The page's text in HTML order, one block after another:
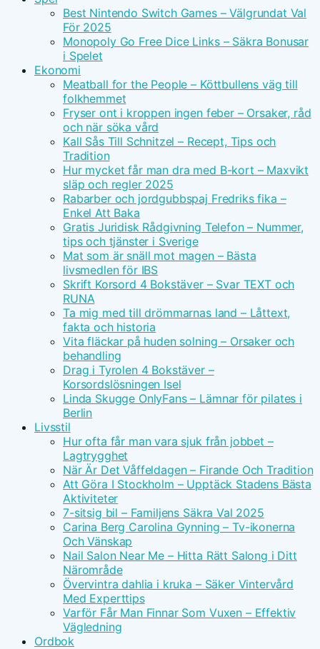
Best Nintendo Switch Games – Välgrundat Val
För 2025
Monopoly Go Free Dice Links – Säkra Bonusar
i Spelet
Ekonomi
Meatball for the People – Köttbullens väg till
folkhemmet
Fryser ont i kroppen ingen feber – Orsaker, råd
och när söka vård
Kall Sås Till Schnitzel – Recept, Tips och
Tradition
Hur mycket får man dra med B-kort – Maxvikt
släp och regler 2025
Rabarber och jordgubbspaj Fredriks fika –
Enkel Att Baka
Gratis Juridisk Rådgivning Telefon – Nummer,
tips och tjänster i Sverige
Mat som är snäll mot magen – Bästa
livsmedlen för IBS
Skrift Korsord 4 Bokstäver – Svar TEXT och
RUNA
Ta mig med till drömmarnas land – Låttext,
fakta och historia
Vita fläckar på huden solning – Orsaker och
behandling
Drag i Tyrolen 4 Bokstäver –
Korsordslösningen Isel
Linda Skugge OnlyFans – Lämnar för pilates i
Berlin
Livsstil
Hur ofta får man vara sjuk från jobbet –
Lagtrygghet
När Är Det Våffeldagen – Firande Och Tradition
Att Göra I Stockholm – Upptäck Stadens Bästa
Aktiviteter
7-sitsig bil – Familjens Säkra Val 2025
Carina Berg Carolina Gynning – Tv-ikonerna
Och Vänskap
Nail Salon Near Me – Hitta Rätt Salong i Ditt
Närområde
Övervintra dahlia i kruka – Säker Vintervård
Med Experttips
Varför Får Man Finnar Som Vuxen – Effektiv
Vägledning
Ordbok